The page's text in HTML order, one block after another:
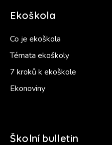
Ekoškola
Co je ekoškola
Témata ekoškoly
7 kroků k ekoškole
Ekonoviny
Školní bulletin